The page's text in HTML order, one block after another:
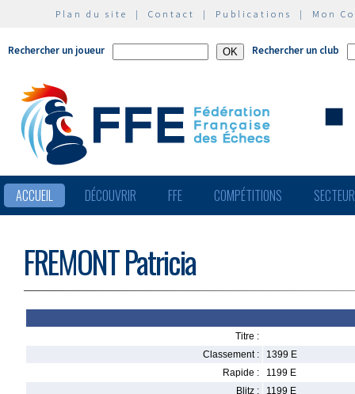
Plan du site | Contact | Publications | Mon
Rechercher un joueur Rechercher un club
ACCUEIL DÉCOUVRIR FFE COMPÉTITIONS
FREMONT Patricia
Titre :
Classement :
1399 E
Rapide :
1199 E
Blitz :
1199 E